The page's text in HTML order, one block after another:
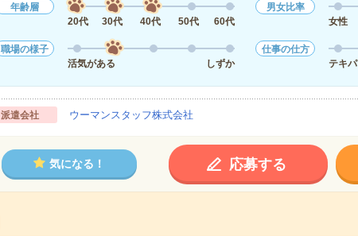
年齢層
20代
30代 40代 50代 60代
男女比率
女性
職場の様子
活気がある
しずか
仕事の仕方
テキ
派遣会社 ウーマンスタッフ株式会社
気になる！ 応募する